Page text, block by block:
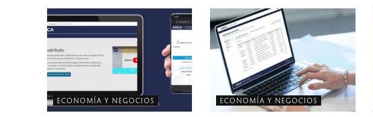
ECONOMÍA Y NEGOCIOS ECONOMÍA Y NEGOCIOS